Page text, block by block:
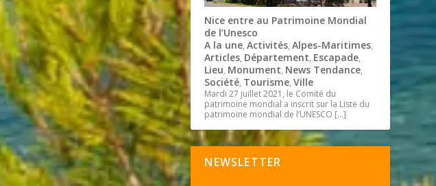
Nice entre au Patrimoine Mondial
de l’Unesco
A la une,Activités,Alpes-Maritimes,
Articles, Département, Escapade,
Lieu, Monument, News Tendance,
Société, Tourisme,Ville
Mardi 27 juillet 2021, le Comité du
patrimoine mondial a inscrit sur la Liste du
patrimoine mondial de l’UNESCO […]
NEWSLETTER